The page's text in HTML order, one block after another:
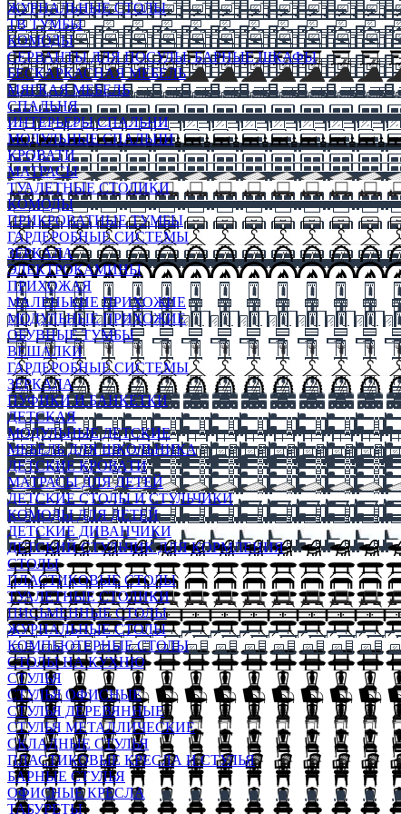
ЖУРНАЛЬНЫЕ СТОЛЫ
ТВ ТУМБЫ
КОМОДЫ
СЕРВАНТЫ ДЛЯ ПОСУДЫ, БАРНЫЕ ШКАФЫ
БЕСКАРКАСНАЯ МЕБЕЛЬ
МЯГКАЯ МЕБЕЛЬ
СПАЛЬНЯ
ИНТЕРЬЕРЫ СПАЛЬНИ
МОДУЛЬНЫЕ СПАЛЬНИ
КРОВАТИ
МАТРАСЫ
ТУАЛЕТНЫЕ СТОЛИКИ
КОМОДЫ
ПРИКРОВАТНЫЕ ТУМБЫ
ГАРДЕРОБНЫЕ СИСТЕМЫ
ЗЕРКАЛА
ЭЛЕКТРОКАМИНЫ
ПРИХОЖАЯ
МАЛЕНЬКИЕ ПРИХОЖИЕ
МОДУЛЬНЫЕ ПРИХОЖИЕ
ОБУВНЫЕ ТУМБЫ
ВЕШАЛКИ
ГАРДЕРОБНЫЕ СИСТЕМЫ
ЗЕРКАЛА
ПУФИКИ И БАНКЕТКИ
ДЕТСКАЯ
МОДУЛЬНЫЕ ДЕТСКИЕ
МЕБЕЛЬ ДЛЯ ШКОЛЬНИКА
ДЕТСКИЕ КРОВАТИ
МАТРАСЫ ДЛЯ ДЕТЕЙ
ДЕТСКИЕ СТОЛЫ И СТУЛЬЧИКИ
КОМОДЫ ДЛЯ ДЕТЕЙ
ДЕТСКИЕ ДИВАНЧИКИ
ДЕТСКИЙ СТУЛЬЧИК ДЛЯ КОРМЛЕНИЯ
СТОЛЫ
ПЛАСТИКОВЫЕ СТОЛЫ
ТУАЛЕТНЫЕ СТОЛИКИ
ПИСЬМЕННЫЕ СТОЛЫ
ЖУРНАЛЬНЫЕ СТОЛЫ
КОМПЬЮТЕРНЫЕ СТОЛЫ
СТОЛЫ НА КУХНЮ
СТУЛЬЯ
СТУЛЬЯ ОФИСНЫЕ
СТУЛЬЯ ДЕРЕВЯННЫЕ
СТУЛЬЯ МЕТАЛЛИЧЕСКИЕ
СКЛАДНЫЕ СТУЛЬЯ
ПЛАСТИКОВЫЕ КРЕСЛА И СТУЛЬЯ
БАРНЫЕ СТУЛЬЯ
ОФИСНЫЕ КРЕСЛА
ТАБУРЕТЫ